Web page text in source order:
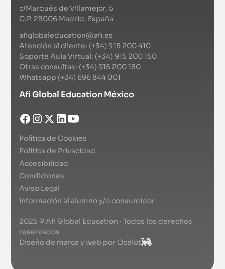
c/Marqués de Villamejor, 5
C.P. 28006 Madrid, España
afiglobaleducation@afi.es
Atención al cliente: (+34) 915 200 410
Soporte Aula Virtual: (+34) 915 200 150
Otras consultas: (+34) 915 200 180
Whatsapp (+34) 696 844 001
Afi Global Education México
Política de Cookies
Política de Privacidad
Accesibilidad
Condiciones
Aviso Legal
Información al alumno y/o consumidor
2025 © Afi Global Education · Todos los derechos
reservados
Diseño de marca y web por Ocelot